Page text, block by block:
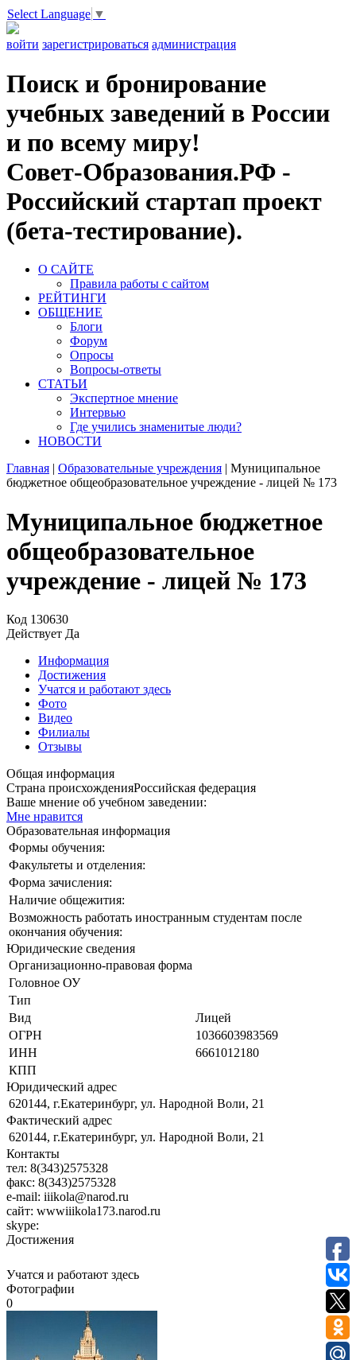
Select Language ▼
войти зарегистрироваться администрация
Поиск и бронирование
учебных заведений в России
и по всему миру!
Совет-Образования.РФ -
Российский стартап проект
(бета-тестирование).
О САЙТЕ
Правила работы с сайтом
РЕЙТИНГИ
ОБЩЕНИЕ
Блоги
Форум
Опросы
Вопросы-ответы
СТАТЬИ
Экспертное мнение
Интервью
Где учились знаменитые люди?
НОВОСТИ
Главная | Образовательные учреждения | Муниципальное
бюджетное общеобразовательное учреждение - лицей № 173
Муниципальное бюджетное
общеобразовательное
учреждение - лицей № 173
Код 130630
Действует Да
Информация
Достижения
Учатся и работают здесь
Фото
Видео
Филиалы
Отзывы
Общая информация
Страна происхожденияРоссийская федерация
Ваше мнение об учебном заведении:
Мне нравится
Образовательная информация
Формы обучения:
Факультеты и отделения:
Форма зачисления:
Наличие общежития:
Возможность работать иностранным студентам после
окончания обучения:
Юридические сведения
Организационно-правовая форма
Головное ОУ
Тип
Вид
Лицей
ОГРН
1036603983569
ИНН
6661012180
КПП
Юридический адрес
620144, г.Екатеринбург, ул. Народной Воли, 21
Фактический адрес
620144, г.Екатеринбург, ул. Народной Воли, 21
Контакты
тел: 8(343)2575328
факс: 8(343)2575328
e-mail: iiikola@narod.ru
сайт: wwwiiikola173.narod.ru
skype:
Достижения
Учатся и работают здесь
Фотографии
0